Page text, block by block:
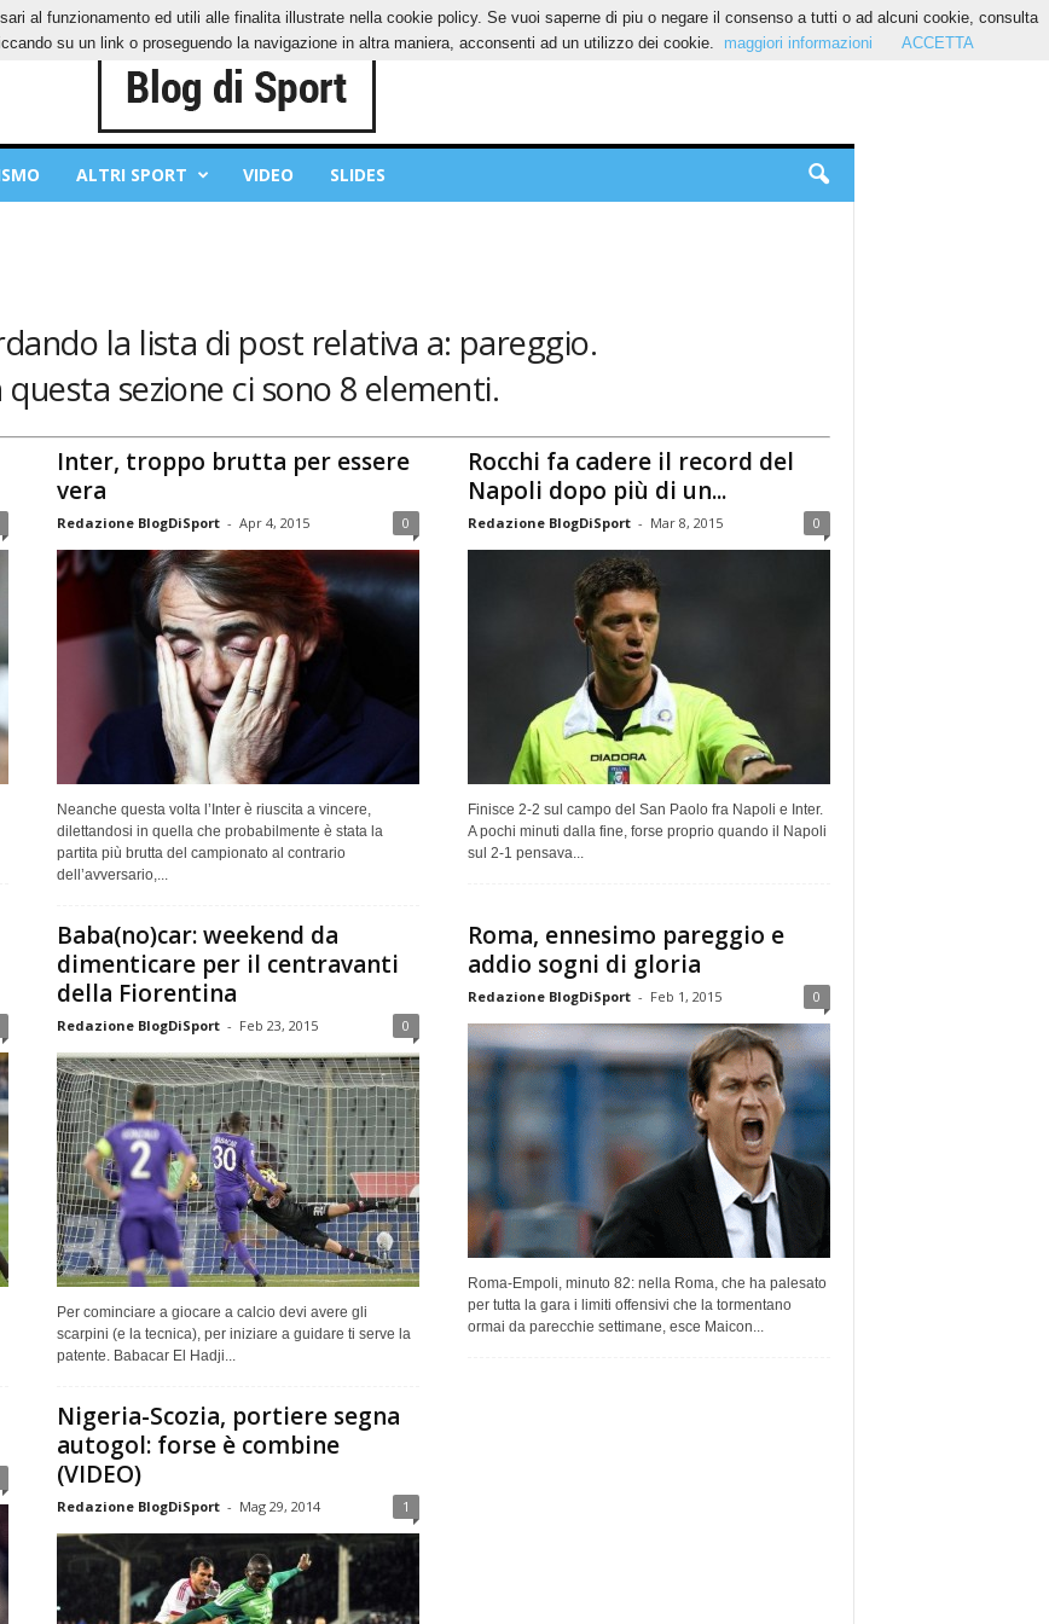
PRIVACY POLICY
ALTRI SPORT VIDEO SLIDES
la lista di post relativa a: pareggio.
questa sezione ci sono 8 elementi.
Inter, troppo brutta per essere
vera
Redazione BlogDiSport - Apr 4, 2015 0
Neanche questa volta l’Inter è riuscita a vincere,
dilettandosi in quella che probabilmente è stata la
partita più brutta del campionato al contrario
dell’avversario,...
Rocchi fa cadere il record del
Napoli dopo più di un...
Redazione BlogDiSport - Mar 8, 2015 0
Finisce 2-2 sul campo del San Paolo fra Napoli e Inter.
A pochi minuti dalla fine, forse proprio quando il Napoli
sul 2-1 pensava...
Baba(no)car: weekend da
dimenticare per il centravanti
della Fiorentina
Redazione BlogDiSport - Feb 23, 2015 0
Per cominciare a giocare a calcio devi avere gli
scarpini (e la tecnica), per iniziare a guidare ti serve la
patente. Babacar El Hadji...
Roma, ennesimo pareggio e
addio sogni di gloria
Redazione BlogDiSport - Feb 1, 2015 0
Roma-Empoli, minuto 82: nella Roma, che ha palesato
per tutta la gara i limiti offensivi che la tormentano
ormai da parecchie settimane, esce Maicon...
Nigeria-Scozia, portiere segna
autogol: forse è combine
(VIDEO)
Redazione BlogDiSport - Mag 29, 2014 1
al funzionamento ed utili alle finalita illustrate nella cookie policy. Se vuoi saperne di piu o negare il consenso a tutti o ad alcuni cookie, consulta
su un link o proseguendo la navigazione in altra maniera, acconsenti ad un utilizzo dei cookie.
maggiori informazioni ACCETTA